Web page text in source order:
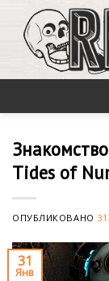
content
Tides of
ОПУБЛИКОВАНО
31
Янв